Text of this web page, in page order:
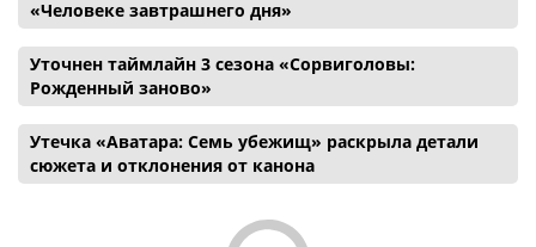
«Человеке завтрашнего дня»
Уточнен таймлайн 3 сезона «Сорвиголовы:
Рожденный заново»
Утечка «Аватара: Семь убежищ» раскрыла детали
сюжета и отклонения от канона